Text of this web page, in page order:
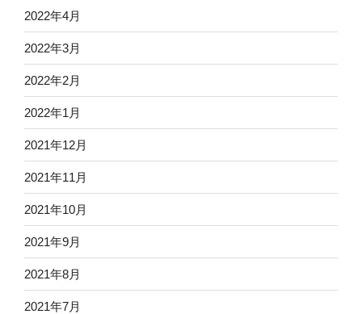
2022年4月
2022年3月
2022年2月
2022年1月
2021年12月
2021年11月
2021年10月
2021年9月
2021年8月
2021年7月